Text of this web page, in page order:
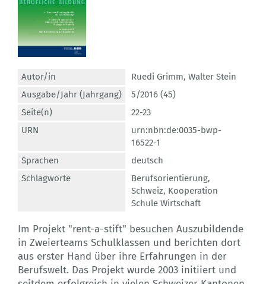
Autor/in Ruedi Grimm, Walter Stein
Ausgabe/Jahr (Jahrgang)
5/2016 (45)
Seite(n)
22-23
URN
urn:nbn:de:0035-bwp-
16522-1
Sprachen
deutsch
Schlagworte
Berufsorientierung,
Schweiz, Kooperation
Schule Wirtschaft
Im Projekt "rent-a-stift" besuchen Auszubildende
in Zweierteams Schulklassen und berichten dort
aus erster Hand über ihre Erfahrungen in der
Berufswelt. Das Projekt wurde 2003 initiiert und